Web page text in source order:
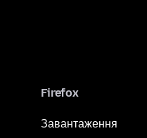
Firefox
Завантаження